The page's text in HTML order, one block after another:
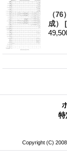
（
成）
特
Copyright (C)